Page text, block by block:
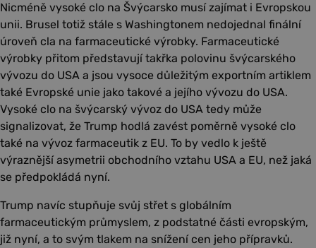
Nicméně vysoké clo na Švýcarsko musí zajímat i Evropskou
unii. Brusel totiž stále s Washingtonem nedojednal finální
úroveň cla na farmaceutické výrobky. Farmaceutické
výrobky přitom představují takřka polovinu švýcarského
vývozu do USA a jsou vysoce důležitým exportním artiklem
také Evropské unie jako takové a jejího vývozu do USA.
Vysoké clo na švýcarský vývoz do USA tedy může
signalizovat, že Trump hodlá zavést poměrně vysoké clo
také na vývoz farmaceutik z EU. To by vedlo k ještě
výraznější asymetrii obchodního vztahu USA a EU, než jaká
se předpokládá nyní.
Trump navíc stupňuje svůj střet s globálním
farmaceutickým průmyslem, z podstatné části evropským,
již nyní, a to svým tlakem na snížení cen jeho přípravků.